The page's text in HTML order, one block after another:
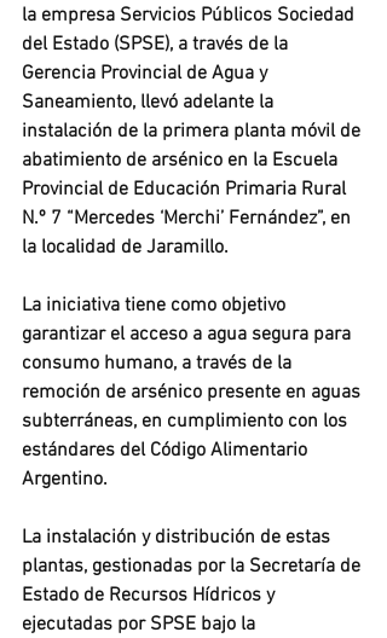
la empresa Servicios Públicos Sociedad
del Estado (SPSE), a través de la
Gerencia Provincial de Agua y
Saneamiento, llevó adelante la
instalación de la primera planta móvil de
abatimiento de arsénico en la Escuela
Provincial de Educación Primaria Rural
N.º 7 “Mercedes ‘Merchi’ Fernández”, en
la localidad de Jaramillo.
La iniciativa tiene como objetivo
garantizar el acceso a agua segura para
consumo humano, a través de la
remoción de arsénico presente en aguas
subterráneas, en cumplimiento con los
estándares del Código Alimentario
Argentino.
La instalación y distribución de estas
plantas, gestionadas por la Secretaría de
Estado de Recursos Hídricos y
ejecutadas por SPSE bajo la